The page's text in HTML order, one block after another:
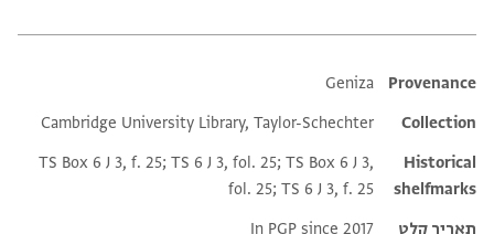
Additional metadata
Provenance
Geniza
Collection
Cambridge University Library, Taylor-Schechter
Historical
shelfmarks
TS Box 6 J 3, f. 25; TS 6 J 3, fol. 25; TS Box 6 J 3,
fol. 25; TS 6 J 3, f. 25
תאריך קלט
In PGP since 2017